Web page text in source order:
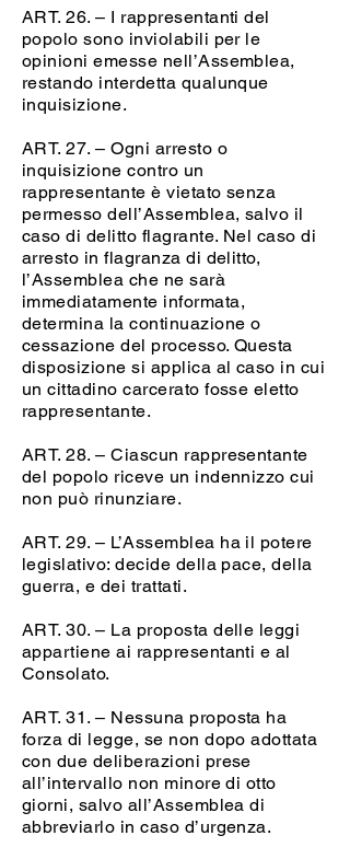
ART. 26. – I rappresentanti del
popolo sono inviolabili per le
opinioni emesse nell’Assemblea,
restando interdetta qualunque
inquisizione.
ART. 27. – Ogni arresto o
inquisizione contro un
rappresentante è vietato senza
permesso dell’Assemblea, salvo il
caso di delitto flagrante. Nel caso di
arresto in flagranza di delitto,
l’Assemblea che ne sarà
immediatamente informata,
determina la continuazione o
cessazione del processo. Questa
disposizione si applica al caso in cui
un cittadino carcerato fosse eletto
rappresentante.
ART. 28. – Ciascun rappresentante
del popolo riceve un indennizzo cui
non può rinunziare.
ART. 29. – L’Assemblea ha il potere
legislativo: decide della pace, della
guerra, e dei trattati.
ART. 30. – La proposta delle leggi
appartiene ai rappresentanti e al
Consolato.
ART. 31. – Nessuna proposta ha
forza di legge, se non dopo adottata
con due deliberazioni prese
all’intervallo non minore di otto
giorni, salvo all’Assemblea di
abbreviarlo in caso d’urgenza.